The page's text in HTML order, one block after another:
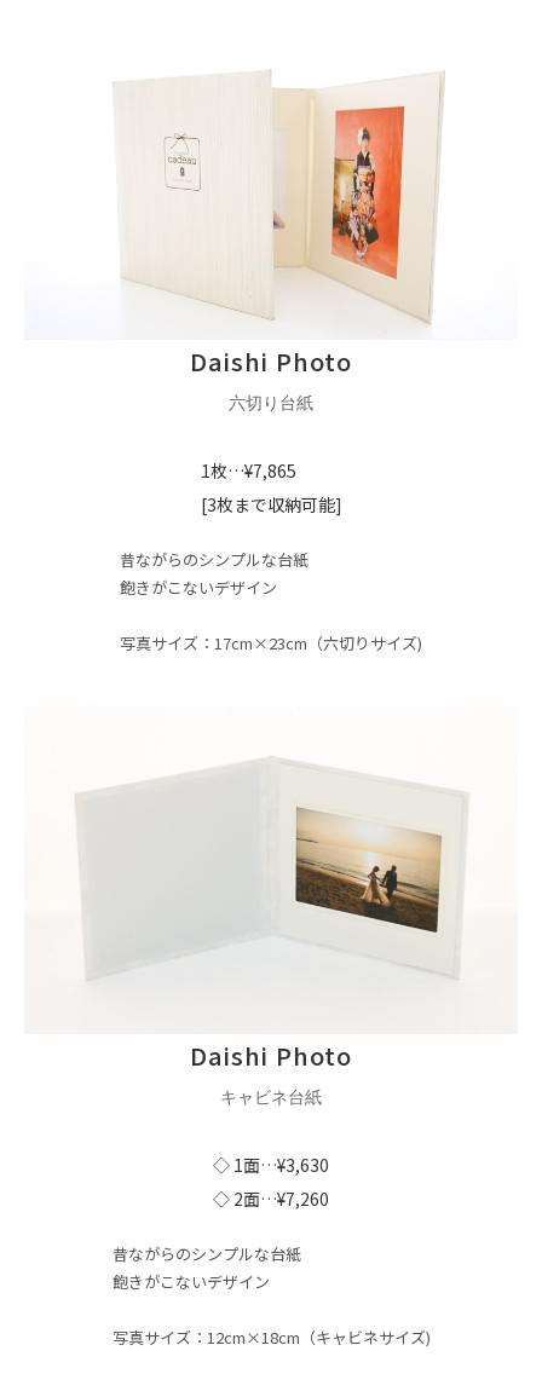
Daishi Photo
六切り台紙
1枚…¥7,865
[3枚まで収納可能]
昔ながらのシンプルな台紙
飽きがこないデザイン
写真サイズ：17cm×23cm（六切りサイズ)
Daishi Photo
キャビネ台紙
◇ 1面…¥3,630
◇ 2面…¥7,260
昔ながらのシンプルな台紙
飽きがこないデザイン
写真サイズ：12cm×18cm（キャビネサイズ)